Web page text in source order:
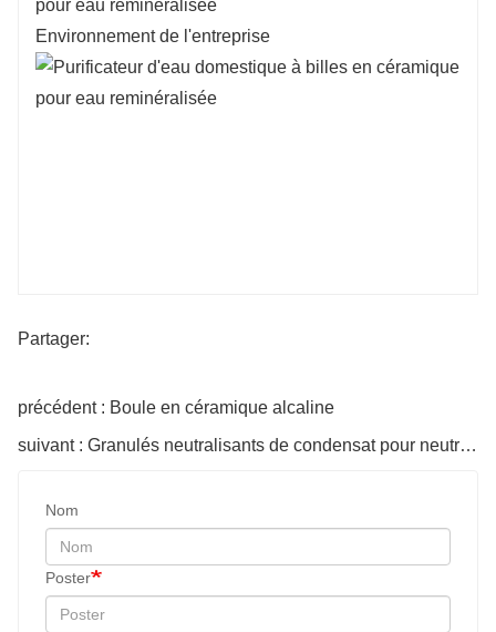
Environnement de l'entreprise
Partager:
précédent : Boule en céramique alcaline
suivant : Granulés neutralisants de condensat pour neutralisants
Nom
Poster